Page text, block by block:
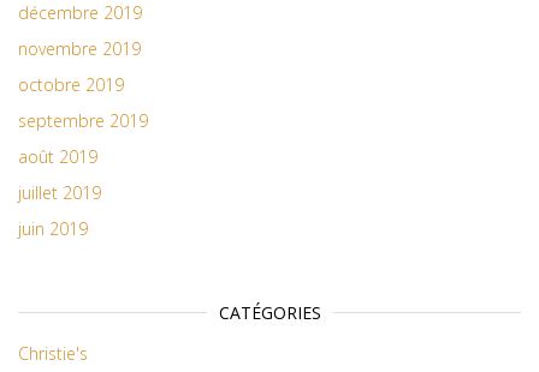
décembre 2019
novembre 2019
octobre 2019
septembre 2019
août 2019
juillet 2019
juin 2019
CATÉGORIES
Christie's